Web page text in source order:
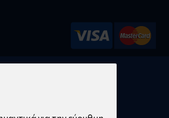
ιστοσελίδων -